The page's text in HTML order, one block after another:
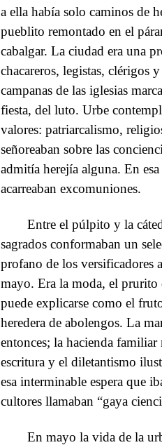
a ella había solo caminos de
pueblito remontado en el
cabalgar. La ciudad era una
chacareros, legistas, clérigos
campanas de las iglesias
fiesta, del luto. Urbe
valores: patriarcalismo,
señoreaban sobre las
admitía herejía alguna. En
acarreaban excomuniones.
Entre el púlpito y la
sagrados conformaban un
profano de los versificadores
mayo. Era la moda, el prurito
puede explicarse como el
heredera de abolengos. La
entonces; la hacienda
escritura y el diletantismo
esa interminable espera que
cultores llamaban “gaya
En mayo la vida de la